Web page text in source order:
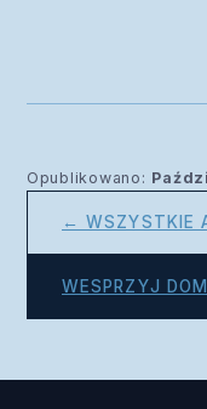
Opublikowano:
← WSZYSTKIE
WESPRZYJ DOM